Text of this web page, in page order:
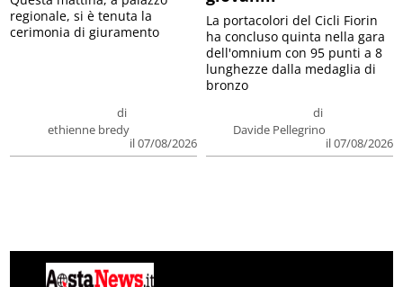
di
ethienne bredy
il 07/08/2026
regionale, si è tenuta la
cerimonia di giuramento
di
Davide Pellegrino
il 07/08/2026
La portacolori del Cicli Fiorin
ha concluso quinta nella gara
dell'omnium con 95 punti a 8
lunghezze dalla medaglia di
bronzo